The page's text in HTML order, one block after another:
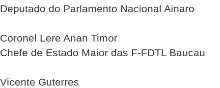
Deputado do Parlamento Nacional Ainaro
Coronel Lere Anan Timor
Chefe de Estado Maior das F-FDTL Baucau
Vicente Guterres